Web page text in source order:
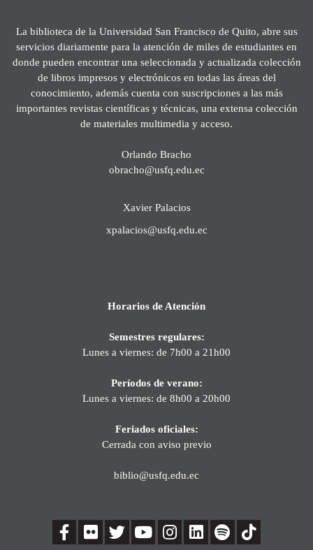
La biblioteca de la Universidad San Francisco de Quito, abre sus
servicios diariamente para la atención de miles de estudiantes en
donde pueden encontrar una seleccionada y actualizada colección
de libros impresos y electrónicos en todas las áreas del
conocimiento, además cuenta con suscripciones a las más
importantes revistas científicas y técnicas, una extensa colección
de materiales multimedia y acceso.
Orlando Bracho
obracho@usfq.edu.ec
Xavier Palacios
xpalacios@usfq.edu.ec
Horarios de Atención
Semestres regulares:
Lunes a viernes: de 7h00 a 21h00
Períodos de verano:
Lunes a viernes: de 8h00 a 20h00
Feriados oficiales:
Cerrada con aviso previo
biblio@usfq.edu.ec